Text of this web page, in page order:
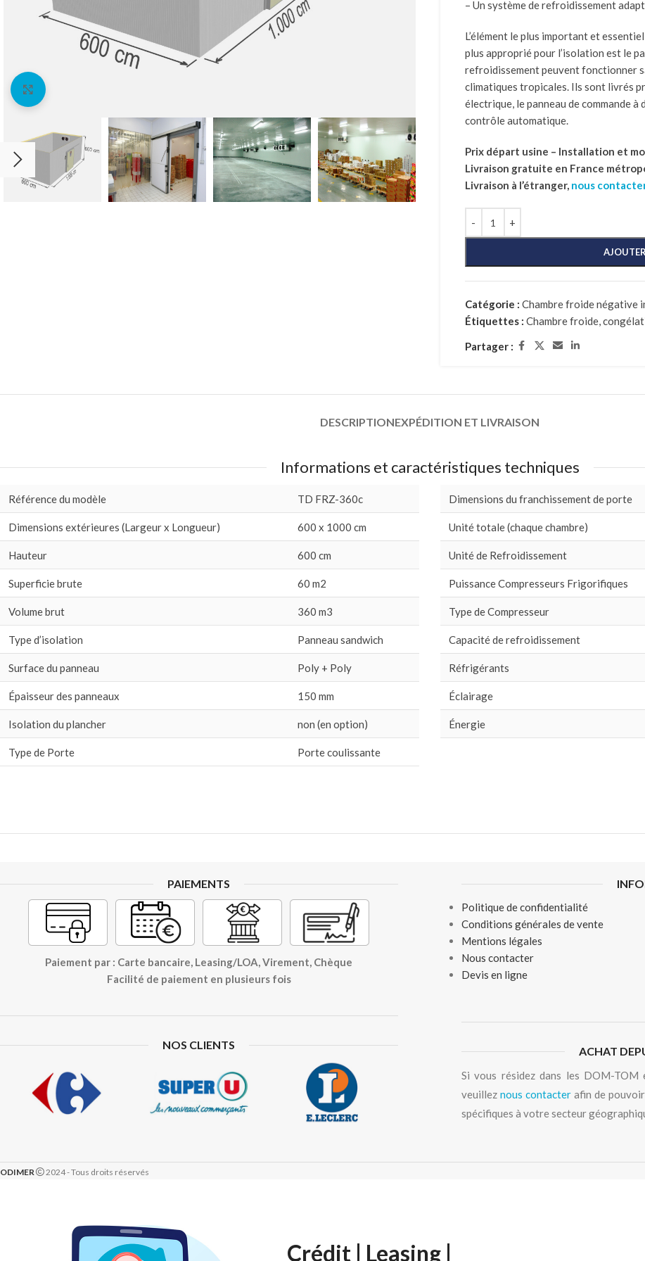
– Un système de refroidissement
L’élément le plus important et
plus approprié pour l’isolation est le
refroidissement peuvent fonctionner
climatiques tropicales. Ils sont livrés
électrique, le panneau de commande
contrôle automatique.
Prix départ usine – Installation et
Livraison gratuite en France
Livraison à l’étranger, nous
Catégorie : Chambre froide négative
Étiquettes : Chambre froide,
Partager :
DESCRIPTIONEXPÉDITION ET LIVRAISON
Informations et caractéristiques techniques
Référence du modèle TD FRZ-360c
Dimensions extérieures (Largeur x Longueur) 600 x 1000 cm
Hauteur 600 cm
Superficie brute 60 m2
Volume brut 360 m3
Type d’isolation Panneau sandwich
Surface du panneau Poly + Poly
Épaisseur des panneaux 150 mm
Isolation du plancher non (en option)
Type de Porte Porte coulissante
Dimensions du franchissement de porte
Unité totale (chaque chambre)
Unité de Refroidissement
Puissance Compresseurs Frigorifiques
Type de Compresseur
Capacité de refroidissement
Réfrigérants
Éclairage
Énergie
PAIEMENTS
Paiement par : Carte bancaire, Leasing/LOA, Virement, Chèque
Facilité de paiement en plusieurs fois
NOS CLIENTS
Politique de confidentialité
Conditions générales de vente
Mentions légales
Nous contacter
Devis en ligne
ACHAT
Si vous résidez dans les DOM-
veuillez nous contacterafin de
spécifiques à votre secteur
ODIMER 2024 - Tous droits réservés